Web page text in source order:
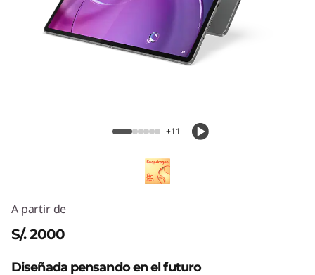
+11
A partir de
S/. 2000
Diseñada pensando en el futuro